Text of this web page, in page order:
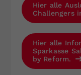
Hier alle
Challengers
Hier alle
Sparkasse
by Reform.